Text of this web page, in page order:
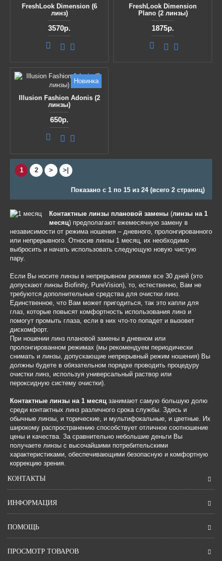
FreshLook Dimension (6
линз)
3570р.
FreshLook Dimension
Plano (2 линзы)
1875р.
Новинка
Illusion Fashion Adonis (2
линзы)
650р.
1 2 > >|
Показано с 1 по 15 из 24 (всего 2 страниц)
Контактные линзы плановой замены (линзы на 1
месяц) предполагают ежемесячную замену в
независимости от режима ношения – дневного, пролонгированного
или непрерывного. Относив линзы 1 месяц, их необходимо
выбросить и начать использовать следующую новую чистую
пару.
Если Вы носите линзы в непрерывном режиме все 30 дней (это
допускают линзы Biofinity, PureVision), то, естественно, Вам не
требуются дополнительные средства для очистки линз.
Единственное, что Вам может пригодиться, так это капли для
глаз, которые повысят комфортность использования линз и
помогут промыть глаза, если в них что-то попадет и вызовет
дискомфорт.
При ношении линз плановой замены в дневном или
пролонгированном режимах (мы рекомендуем периодически
снимать и линзы, допускающие непрерывный режим ношения) Вы
должны будете в обязательном порядке проводить процедуру
очистки линз, используя универсальный раствор или
пероксидную систему очистки).
Контактные линзы на 1 месяц занимают самую большую долю
среди контактных линз различного срока службы. Здесь и
обычные линзы, и торические, и мультифокальные, и цветные. Их
широкому распространению способствует отличное соотношение
цены и качества. За сравнительно небольшие деньги Вы
получаете линзы с высочайшими потребительскими
характеристиками, обеспечивающими безопасную и комфортную
коррекцию зрения.
КОНТАКТЫ
ИНФОРМАЦИЯ
ПОМОЩЬ
ПРОСМОТР ТОВАРОВ